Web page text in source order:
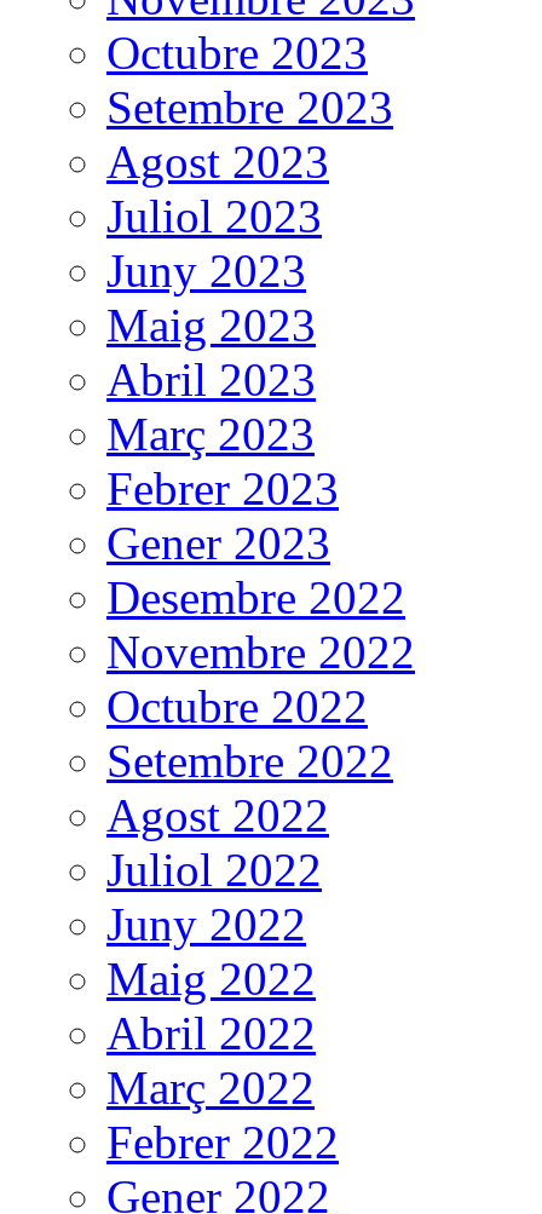
Octubre 2023
Setembre 2023
Agost 2023
Juliol 2023
Juny 2023
Maig 2023
Abril 2023
Març 2023
Febrer 2023
Gener 2023
Desembre 2022
Novembre 2022
Octubre 2022
Setembre 2022
Agost 2022
Juliol 2022
Juny 2022
Maig 2022
Abril 2022
Març 2022
Febrer 2022
Gener 2022